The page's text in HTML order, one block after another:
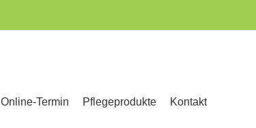
Online-Termin Pflegeprodukte Kontakt